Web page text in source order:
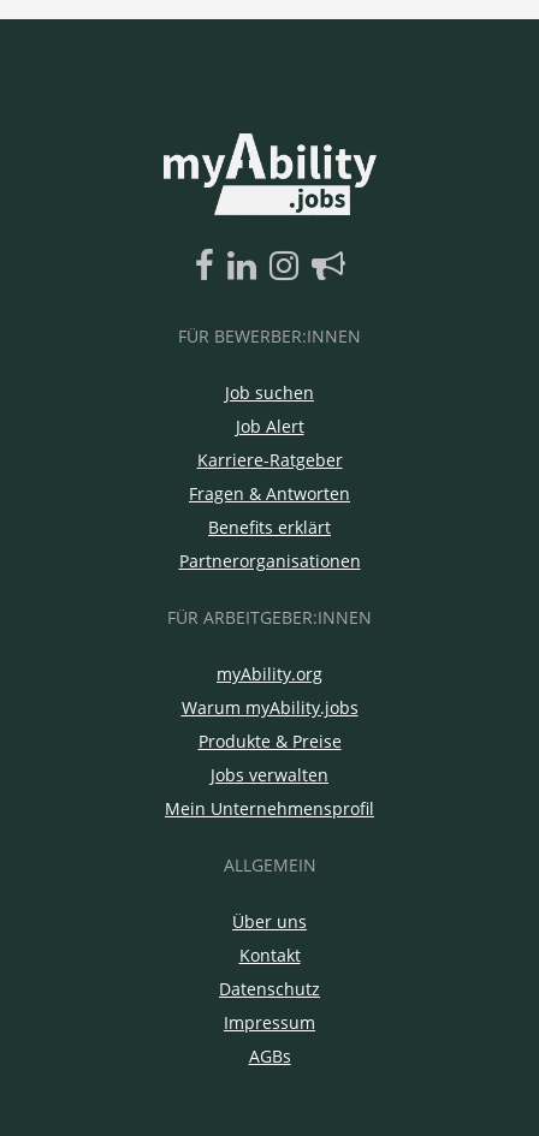
FÜR BEWERBER:INNEN
Job suchen
Job Alert
Karriere-Ratgeber
Fragen & Antworten
Benefits erklärt
Partnerorganisationen
FÜR ARBEITGEBER:INNEN
myAbility.org
Warum myAbility.jobs
Produkte & Preise
Jobs verwalten
Mein Unternehmensprofil
ALLGEMEIN
Über uns
Kontakt
Datenschutz
Impressum
AGBs